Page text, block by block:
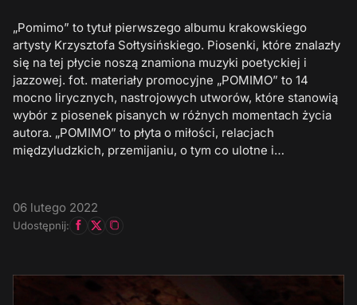
„Pomimo” to tytuł pierwszego albumu krakowskiego
artysty Krzysztofa Sołtysińskiego. Piosenki, które znalazły
się na tej płycie noszą znamiona muzyki poetyckiej i
jazzowej. fot. materiały promocyjne „POMIMO” to 14
mocno lirycznych, nastrojowych utworów, które stanowią
wybór z piosenek pisanych w różnych momentach życia
autora. „POMIMO” to płyta o miłości, relacjach
międzyludzkich, przemijaniu, o tym co ulotne i…
06 lutego 2022
Udostępnij: